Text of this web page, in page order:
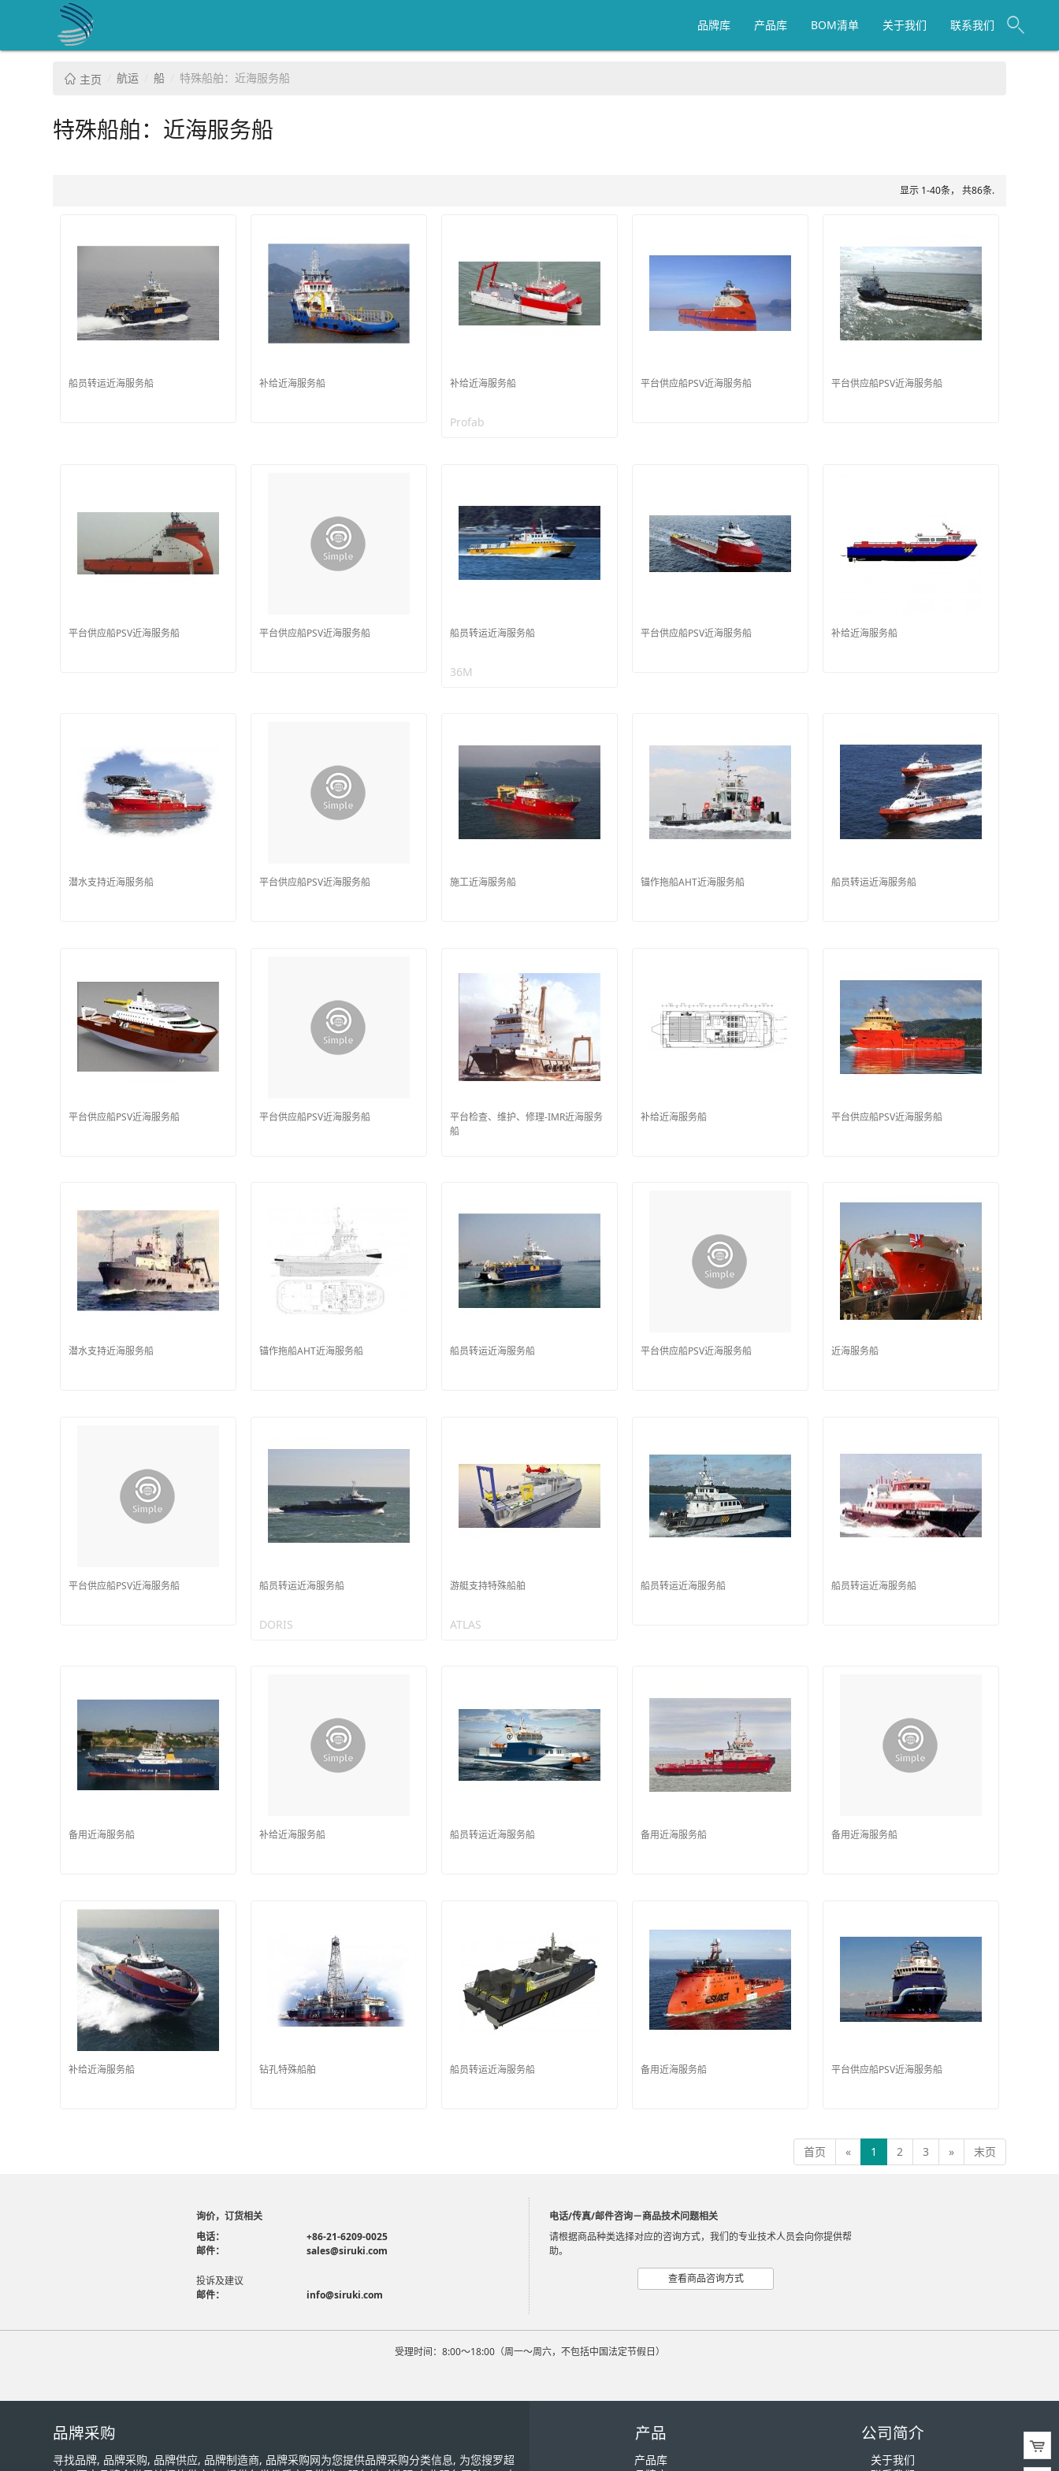
品牌库 产品库 BOM清单 关于我们 联系我们
主页 航运 船 特殊船舶：近海服务船
特殊船舶：近海服务船
显示 1-40条， 共86条.
船员转运近海服务船 补给近海服务船 补给近海服务船
Profab
平台供应船PSV近海服务船 平台供应船PSV近海服务船
平台供应船PSV近海服务船 平台供应船PSV近海服务船 船员转运近海服务船
36M
平台供应船PSV近海服务船 补给近海服务船
潜水支持近海服务船 平台供应船PSV近海服务船 施工近海服务船 锚作拖船AHT近海服务船 船员转运近海服务船
平台供应船PSV近海服务船 平台供应船PSV近海服务船
平台检查、维护、修理-IMR近海服务
船
补给近海服务船 平台供应船PSV近海服务船
潜水支持近海服务船 锚作拖船AHT近海服务船 船员转运近海服务船 平台供应船PSV近海服务船 近海服务船
平台供应船PSV近海服务船 船员转运近海服务船
DORIS
游艇支持特殊船舶
ATLAS
船员转运近海服务船 船员转运近海服务船
备用近海服务船 补给近海服务船 船员转运近海服务船 备用近海服务船 备用近海服务船
补给近海服务船 钻孔特殊船舶 船员转运近海服务船 备用近海服务船 平台供应船PSV近海服务船
首页 « 1 2 3 » 末页
询价，订货相关
电话：
+86-21-6209-0025
邮件：
sales@siruki.com
投诉及建议
邮件：
info@siruki.com
电话/传真/邮件咨询－商品技术问题相关
请根据商品种类选择对应的咨询方式，我们的专业技术人员会向你提供帮
助。
查看商品咨询方式
受理时间：8:00～18:00（周一～周六，不包括中国法定节假日）
品牌采购
寻找品牌, 品牌采购, 品牌供应, 品牌制造商, 品牌采购网为您提供品牌采购分类信息, 为您搜罗超
产品
产品库
公司简介
关于我们